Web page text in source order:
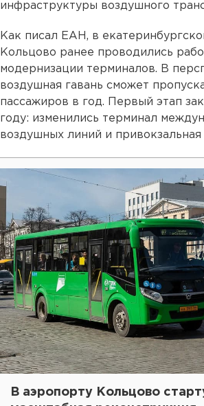
инфраструктуры воздушного
Как писал ЕАН, в
Кольцово ранее проводились
модернизации терминалов. В
воздушная гавань сможет
пассажиров в год. Первый этап
году: изменились терминал
воздушных линий и
В аэропорту Кольцово